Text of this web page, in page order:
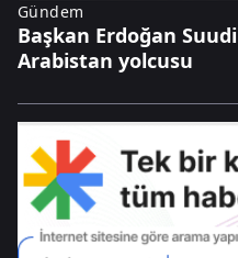
Gündem
Başkan Erdoğan Suudi
Arabistan yolcusu